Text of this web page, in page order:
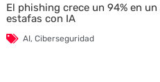
El phishing crece un 94% en
estafas con IA
AI, Ciberseguridad